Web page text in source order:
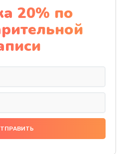
платы
1100 руб.
праймера
руб.
20% по